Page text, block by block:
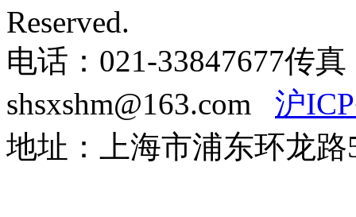
Reserved.
电话：021-33847677传真
shsxshm@163.com 沪
地址：上海市浦东环龙路